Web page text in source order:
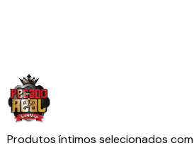
Produtos íntimos selecionados com